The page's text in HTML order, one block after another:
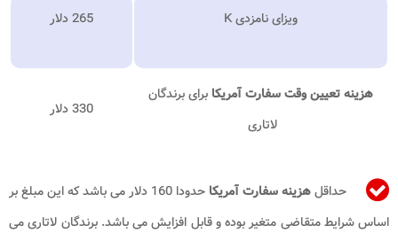
ویزای نامزدی K 265 دلار
هزینه تعیین وقت سفارت آمریکا برای برندگان
لاتاری
330 دلار
حداقلهزینه سفارت آمریکا
حدودا 160 دلار می باشد که این مبلغ بر
اساس شرایط متقاضی متغیر بوده و قابل افزایش می باشد. برندگان لاتاری می